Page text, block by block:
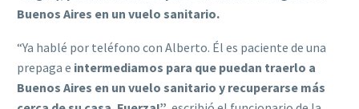
Buenos Aires en un vuelo sanitario.
“Ya hablé por teléfono con Alberto. Él es paciente de una
prepaga e intermediamos para que puedan traerlo a
Buenos Aires en un vuelo sanitario y recuperarse más